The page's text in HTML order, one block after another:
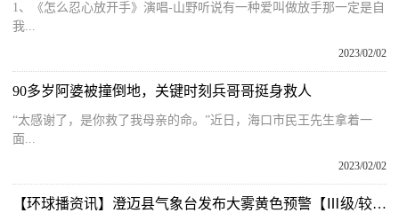
1、《怎么忍心放开手》演唱-山野听说有一种爱叫做放手那一定是自
我...
2023/02/02
90多岁阿婆被撞倒地，关键时刻兵哥哥挺身救人
“太感谢了，是你救了我母亲的命。”近日，海口市民王先生拿着一
面...
2023/02/02
【环球播资讯】澄迈县气象台发布大雾黄色预警【Ⅲ级/较重】【2023-02-02】